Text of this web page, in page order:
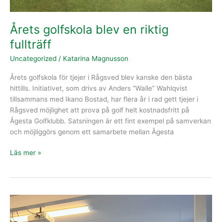
Årets golfskola blev en riktig
fullträff
Uncategorized / Katarina Magnusson
Årets golfskola för tjejer i Rågsved blev kanske den bästa
hittills. Initiativet, som drivs av Anders ”Walle” Wahlqvist
tillsammans med Ikano Bostad, har flera år i rad gett tjejer i
Rågsved möjlighet att prova på golf helt kostnadsfritt på
Ågesta Golfklubb. Satsningen är ett fint exempel på samverkan
och möjliggörs genom ett samarbete mellan Ågesta
Läs mer »
20